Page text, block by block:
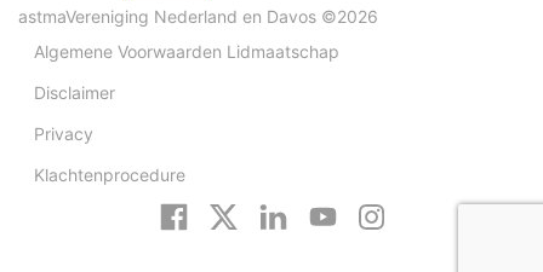
astmaVereniging Nederland en Davos ©2026
Algemene Voorwaarden Lidmaatschap
Disclaimer
Privacy
Klachtenprocedure